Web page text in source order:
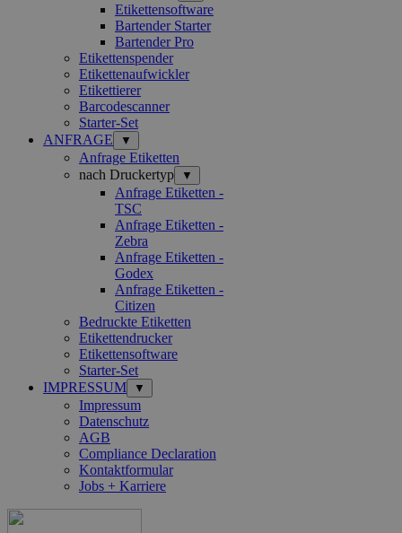
Etikettensoftware
Bartender Starter
Bartender Pro
Etikettenspender
Etikettenaufwickler
Etikettierer
Barcodescanner
Starter-Set
ANFRAGE
▼
Anfrage Etiketten
nach Druckertyp
▼
Anfrage Etiketten -
TSC
Anfrage Etiketten -
Zebra
Anfrage Etiketten -
Godex
Anfrage Etiketten -
Citizen
Bedruckte Etiketten
Etikettendrucker
Etikettensoftware
Starter-Set
IMPRESSUM
▼
Impressum
Datenschutz
AGB
Compliance Declaration
Kontaktformular
Jobs + Karriere